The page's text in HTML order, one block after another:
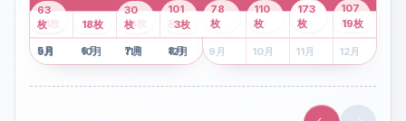
1月
2枚 2月 3月 4月
8枚
5月
41 枚
6月
13枚
7月
6枚
8月
101
枚
9月
63
枚
10月
18枚
11月
30
枚
12月
3枚 1月 2月 3月
43
枚
4月
107
枚
5 月
78
枚
6月
110
枚
7月
173
枚
8月
19枚
9 月 10月 11月 12月